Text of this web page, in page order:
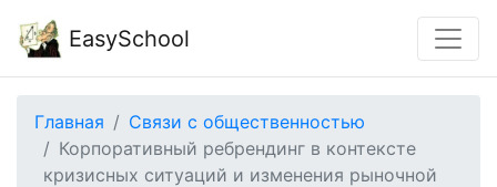
EasySchool
Главная
Связи с общественностью
Корпоративный ребрендинг в контексте
кризисных ситуаций и изменения рыночной